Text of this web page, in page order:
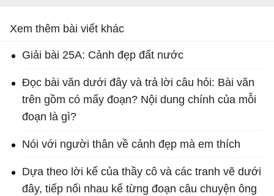
Xem thêm bài viết khác
Giải bài 25A: Cảnh đẹp đất nước
Đọc bài văn dưới đây và trả lời câu hỏi: Bài văn
trên gồm có mấy đoạn? Nội dung chính của mỗi
đoạn là gì?
Nói với người thân về cảnh đẹp mà em thích
Dựa theo lời kể của thầy cô và các tranh vẽ dưới
đây, tiếp nối nhau kể từng đoạn câu chuyện ông